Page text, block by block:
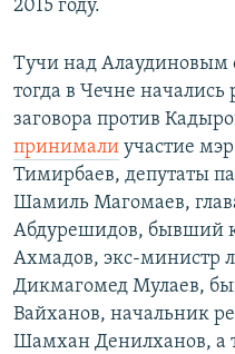
2015 году.
Тучи над Алаудиновым
тогда в Чечне
заговора против
принимали участие
Тимирбаев, депутаты
Шамиль Магомаев,
Абдурешидов, бывший
Ахмадов, экс-министр
Дикмагомед Мулаев,
Вайханов, начальник
Шамхан Денилханов, а